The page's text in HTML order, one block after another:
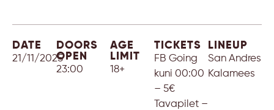
DATE
21/11/2025
DOORS
OPEN
23:00
AGE
LIMIT
18+
TICKETS
FB Going
kuni 00:00
– 5€
Tavapilet –
LINEUP
San Andres
Kalamees